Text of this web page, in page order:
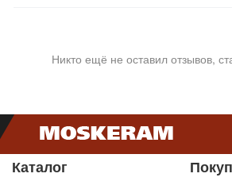
Никто ещё не оставил отзывов,
Каталог